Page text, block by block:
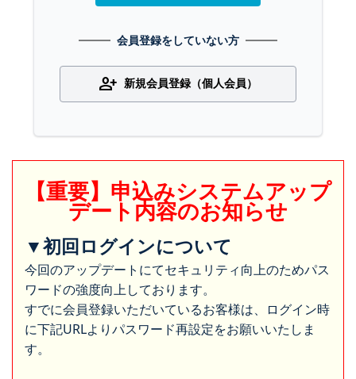
会員登録をしていない方
person_add 新規会員登録（個人会員）
【重要】申込みシステムアップ
デート内容のお知らせ
▼初回ログインについて
今回のアップデートにてセキュリティ向上のためパス
ワードの強度向上しております。
すでに会員登録いただいているお客様は、ログイン時
に下記URLよりパスワード再設定をお願いいたしま
す。